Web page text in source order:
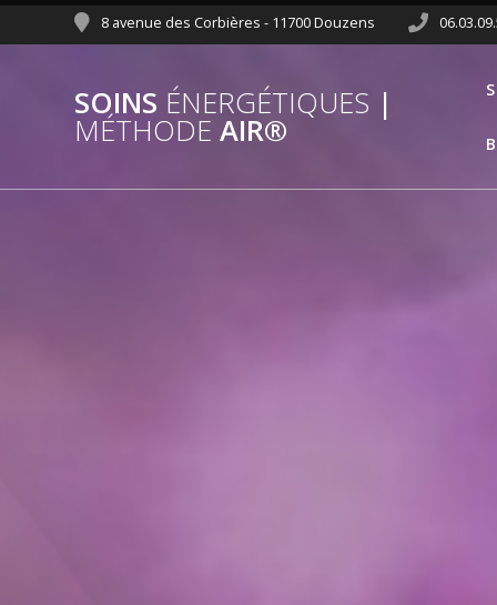
8 avenue des Corbières - 11700 Douzens
SOINS ÉNERGÉTIQUES |
MÉTHODE AIR®